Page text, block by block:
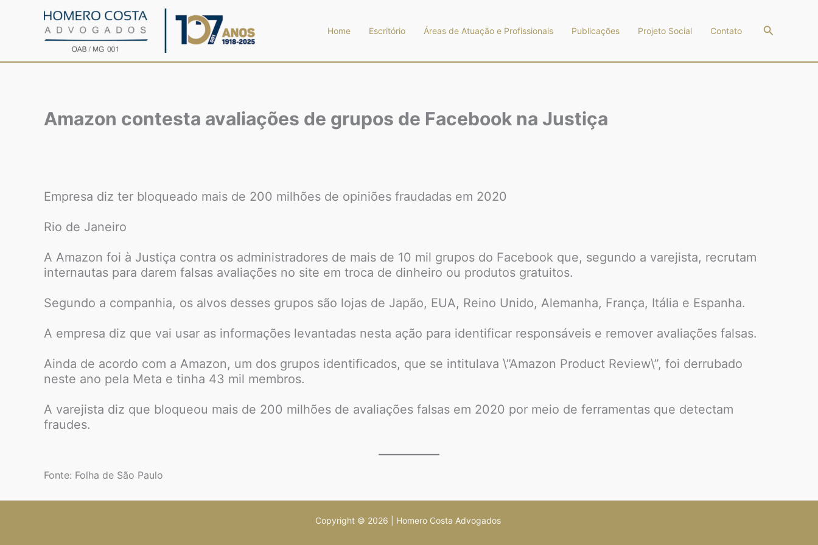
Home Escritório Áreas de Atuação e Profissionais Publicações Projeto Social Contato Pesquisar
Amazon contesta avaliações de grupos de Facebook na Justiça
Empresa diz ter bloqueado mais de 200 milhões de opiniões fraudadas em 2020
Rio de Janeiro
A Amazon foi à Justiça contra os administradores de mais de 10 mil grupos do Facebook que, segundo a varejista, recrutam
internautas para darem falsas avaliações no site em troca de dinheiro ou produtos gratuitos.
Segundo a companhia, os alvos desses grupos são lojas de Japão, EUA, Reino Unido, Alemanha, França, Itália e Espanha.
A empresa diz que vai usar as informações levantadas nesta ação para identificar responsáveis e remover avaliações falsas.
Ainda de acordo com a Amazon, um dos grupos identificados, que se intitulava \”Amazon Product Review\”, foi derrubado
neste ano pela Meta e tinha 43 mil membros.
A varejista diz que bloqueou mais de 200 milhões de avaliações falsas em 2020 por meio de ferramentas que detectam
fraudes.
Fonte: Folha de São Paulo
Copyright © 2026 | Homero Costa Advogados